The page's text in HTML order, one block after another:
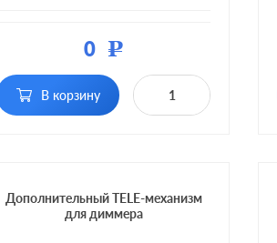
Включение: поворотно-нажимной
0Р
В корзину
Дополнительный TELE-механизм
для диммера